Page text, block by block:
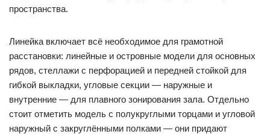
пространства.
Линейка включает всё необходимое для грамотной
расстановки: линейные и островные модели для основных
рядов, стеллажи с перфорацией и передней стойкой для
гибкой выкладки, угловые секции — наружные и
внутренние — для плавного зонирования зала. Отдельно
стоит отметить модель с полукруглыми торцами и угловой
наружный с закруглёнными полками — они придают